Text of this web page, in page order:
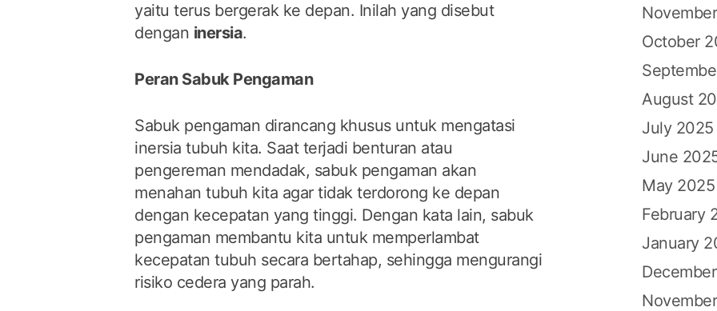
yaitu terus bergerak ke depan. Inilah yang disebut
dengan inersia.
Peran Sabuk Pengaman
Sabuk pengaman dirancang khusus untuk mengatasi
inersia tubuh kita. Saat terjadi benturan atau
pengereman mendadak, sabuk pengaman akan
menahan tubuh kita agar tidak terdorong ke depan
dengan kecepatan yang tinggi. Dengan kata lain, sabuk
pengaman membantu kita untuk memperlambat
kecepatan tubuh secara bertahap, sehingga mengurangi
risiko cedera yang parah.
October
August
July 2025
June
May 2025
February
January